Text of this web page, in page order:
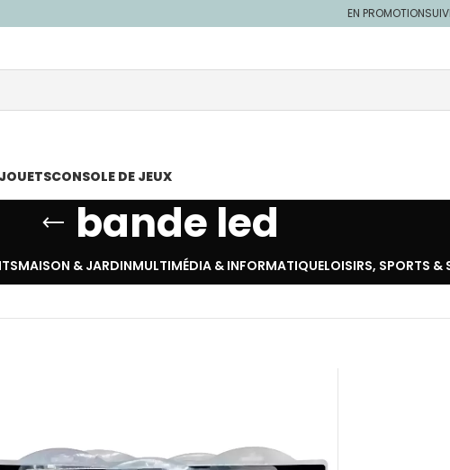
EN PROMOTION
CONSOLE DE JEUX
bande led
MAISON & JARDINMULTIMÉDIA & INFORMATIQUELOISIRS, SPORTS &